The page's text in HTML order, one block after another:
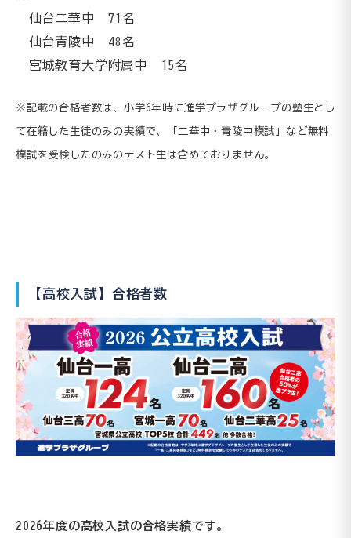
仙台二華中71 名
仙台青陵中 48 名
宮城教育大学附属中
15名
※記載の合格者数は、小学6年時に進学プラザグループの塾生とし
て在籍した生徒のみの実績で、「二華中・青陵中模試」など無料
模試を受検したのみのテスト生は含めておりません。
【高校入試】合格者数
2026年度の高校入試の合格実績です。